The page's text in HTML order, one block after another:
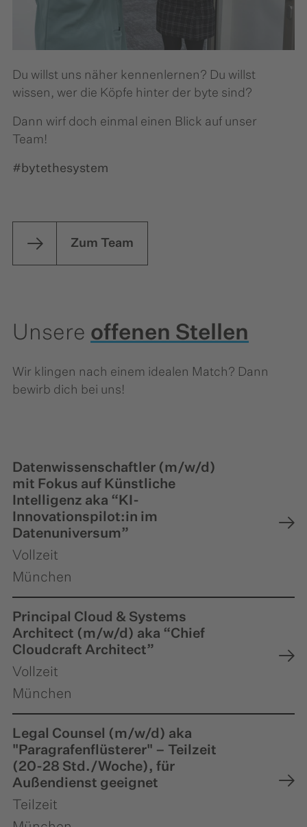
Du willst uns näher kennenlernen? Du willst
wissen, wer die Köpfe hinter der byte sind?
Dann wirf doch einmal einen Blick auf unser
Team!
#bytethesystem
Zum Team
Unsere offenen Stellen
Wir klingen nach einem idealen Match? Dann
bewirb dich bei uns!
Datenwissenschaftler (m/w/d)
mit Fokus auf Künstliche
Intelligenz aka “KI-
Innovationspilot:in im
Datenuniversum”
Vollzeit
München
Principal Cloud & Systems
Architect (m/w/d) aka “Chief
Cloudcraft Architect”
Vollzeit
München
Legal Counsel (m/w/d) aka
"Paragrafenflüsterer" – Teilzeit
(20-28 Std./Woche), für
Außendienst geeignet
Teilzeit